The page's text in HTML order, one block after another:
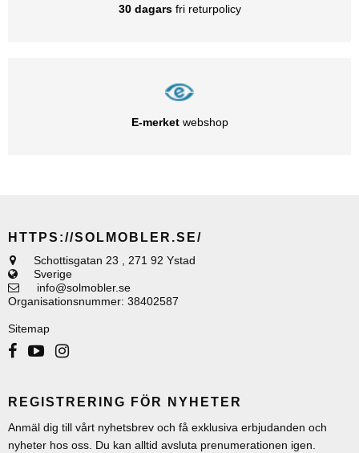
30 dagarsfri returpolicy
E-merketwebshop
HTTPS://SOLMOBLER.SE/
Schottisgatan 23
271 92 Ystad
Sverige
info@solmobler.se
Organisationsnummer: 38402587
Sitemap
REGISTRERING FÖR NYHETER
Anmäl dig till vårt nyhetsbrev och få exklusiva erbjudanden och
nyheter hos oss. Du kan alltid avsluta prenumerationen igen.